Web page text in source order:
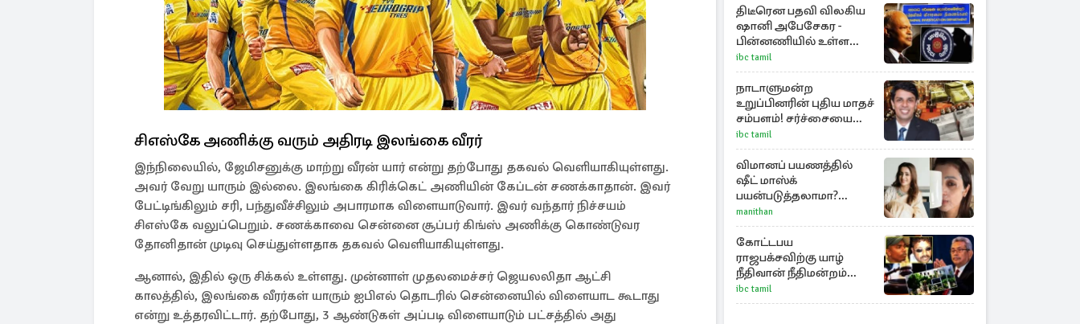
சிஎஸ்கே அணிக்கு வரும் அதிரடி இலங்கை வீரர்
இந்நிலையில், ஜேமிசனுக்கு மாற்று வீரன் யார் என்று தற்போது தகவல் வெளியாகியுள்ளது.
அவர் வேறு யாரும் இல்லை. இலங்கை கிரிக்கெட் அணியின் கேப்டன் சணக்காதான். இவர்
பேட்டிங்கிலும் சரி, பந்துவீச்சிலும் அபாரமாக விளையாடுவார். இவர் வந்தார் நிச்சயம்
சிஎஸ்கே வலுப்பெறும். சணக்காவை சென்னை சூப்பர் கிங்ஸ் அணிக்கு கொண்டுவர
தோனிதான் முடிவு செய்துள்ளதாக தகவல் வெளியாகியுள்ளது.
ஆனால், இதில் ஒரு சிக்கல் உள்ளது. முன்னாள் முதலமைச்சர் ஜெயலலிதா ஆட்சி
காலத்தில், இலங்கை வீரர்கள் யாரும் ஐபிஎல் தொடரில் சென்னையில் விளையாட கூடாது
என்று உத்தரவிட்டார். தற்போது, 3 ஆண்டுகள் அப்படி விளையாடும் பட்சத்தில் அது
திடீரென பதவி விலகிய
ஷானி அபேசேகர -
பின்னணியில் உள்ள
காரணம்
ibc tamil
நாடாளுமன்ற
உறுப்பினரின் புதிய மாதச்
சம்பளம்! சர்ச்சையை
கிளப்பிய அர்ச்சுனாவின்
அறிக்கை
ibc tamil
விமானப் பயணத்தில்
ஷீட் மாஸ்க்
பயன்படுத்தலாமா?
திரிஷாவின் வைரல்
செல்ஃபிக்கு மருத்துவர்
விளக்கம்
manithan
கோட்டபய
ராஜபக்சவிற்கு யாழ்
நீதிவான் நீதிமன்றம்
பிறப்பித்த விசேட
உத்தரவு!
ibc tamil